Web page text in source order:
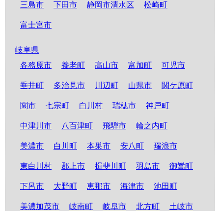
三島市 下田市 静岡市清水区 松崎町
富士宮市
岐阜県
各務原市
養老町 高山市 富加町 可児市
垂井町 多治見市 川辺町 山県市 関ケ原町
関市 七宗町 白川村 瑞穂市 神戸町
中津川市 八百津町 飛騨市 輪之内町
美濃市 白川町 本巣市 安八町 瑞浪市
東白川村 郡上市 揖斐川町 羽島市 御嵩町
下呂市 大野町 恵那市 海津市 池田町
美濃加茂市 岐南町 岐阜市 北方町 土岐市